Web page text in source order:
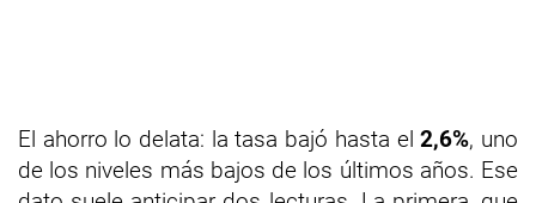
El ahorro lo delata: la tasa bajó hasta el2,6%, uno
de los niveles más bajos de los últimos años. Ese